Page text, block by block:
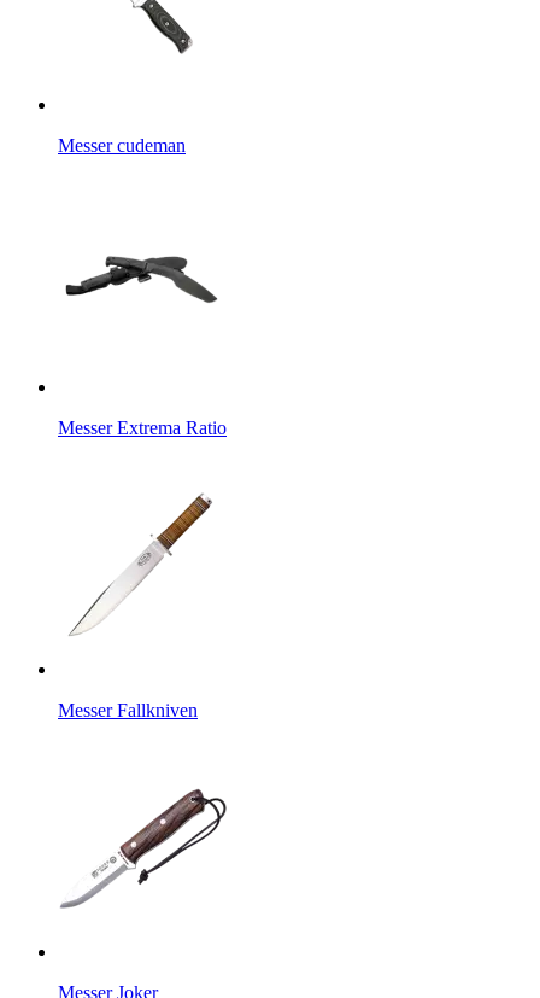
Messer cudeman
Messer Extrema Ratio
Messer Fallkniven
Messer Joker